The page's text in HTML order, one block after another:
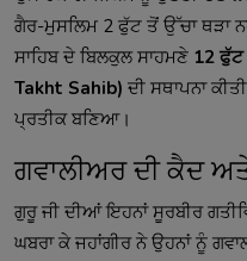
ਗੈਰ-ਮੁਸਲਿਮ 2 ਫੁੱਟ ਤੋਂ ਉੱਚਾ ਥੜਾ
ਸਾਹਿਬ ਦੇ ਬਿਲਕੁਲ ਸਾਹਮਣੇ 12
Takht Sahib) ਦੀ ਸਥਾਪਨਾ
ਪ੍ਰਤੀਕ ਬਣਿਆ।
ਗਵਾਲੀਅਰ ਦੀ ਕੈਦ
ਗੁਰੂ ਜੀ ਦੀਆਂ ਇਹਨਾਂ ਸੂਰਬੀਰ
ਘਬਰਾ ਕੇ ਜਹਾਂਗੀਰ ਨੇ ਉਹਨਾਂ ਨੂੰ